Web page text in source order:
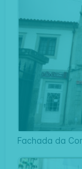
Fachada da